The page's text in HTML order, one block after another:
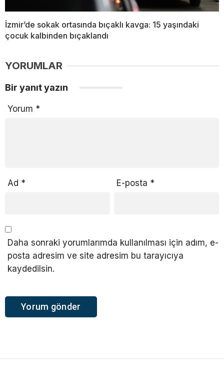
İzmir’de sokak ortasında bıçaklı kavga: 15 yaşındaki
çocuk kalbinden bıçaklandı
YORUMLAR
Bir yanıt yazın
Yorum *
Ad * E-posta *
Daha sonraki yorumlarımda kullanılması için adım, e-
posta adresim ve site adresim bu tarayıcıya
kaydedilsin.